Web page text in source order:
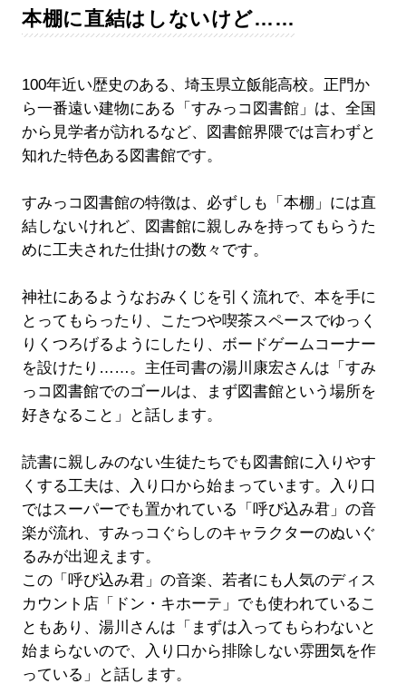
本棚に直結はしないけど……
100年近い歴史のある、埼玉県立飯能高校。正門か
ら一番遠い建物にある「すみっコ図書館」は、全国
から見学者が訪れるなど、図書館界隈では言わずと
知れた特色ある図書館です。
すみっコ図書館の特徴は、必ずしも「本棚」には直
結しないけれど、図書館に親しみを持ってもらうた
めに工夫された仕掛けの数々です。
神社にあるようなおみくじを引く流れで、本を手に
とってもらったり、こたつや喫茶スペースでゆっく
りくつろげるようにしたり、ボードゲームコーナー
を設けたり……。主任司書の湯川康宏さんは「すみ
っコ図書館でのゴールは、まず図書館という場所を
好きなること」と話します。
読書に親しみのない生徒たちでも図書館に入りやす
くする工夫は、入り口から始まっています。入り口
ではスーパーでも置かれている「呼び込み君」の音
楽が流れ、すみっコぐらしのキャラクターのぬいぐ
るみが出迎えます。
この「呼び込み君」の音楽、若者にも人気のディス
カウント店「ドン・キホーテ」でも使われているこ
ともあり、湯川さんは「まずは入ってもらわないと
始まらないので、入り口から排除しない雰囲気を作
っている」と話します。